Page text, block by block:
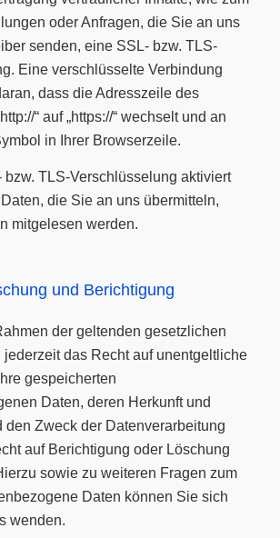
oder Anfragen, die Sie an uns
senden, eine SSL- bzw. TLS-
Eine verschlüsselte Verbindung
dass die Adresszeile des
“ auf „https://“ wechselt und an
in Ihrer Browserzeile.
bzw. TLS-Verschlüsselung aktiviert
die Sie an uns übermitteln,
mitgelesen werden.
und Berichtigung
der geltenden gesetzlichen
jederzeit das Recht auf unentgeltliche
gespeicherten
Daten, deren Herkunft und
den Zweck der Datenverarbeitung
auf Berichtigung oder Löschung
sowie zu weiteren Fragen zum
Daten können Sie sich
wenden.